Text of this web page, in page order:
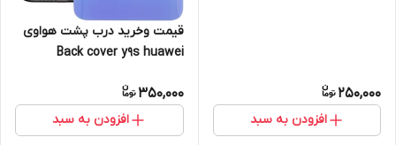
250,000
افزودن به سبد
قیمت و‌خرید درب پشت هواوی
Back cover y9s huawei
350,000
افزودن به سبد